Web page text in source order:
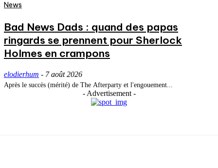
News
Bad News Dads : quand des papas
ringards se prennent pour Sherlock
Holmes en crampons
elodierhum - 7 août 2026
Après le succès (mérité) de The Afterparty et l'engouement...
- Advertisement -